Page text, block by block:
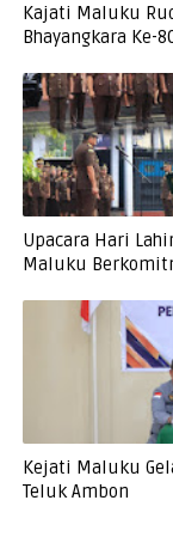
Kajati Maluku
Bhayangkara Ke-
Upacara Hari
Maluku
Kejati Maluku
Teluk Ambon